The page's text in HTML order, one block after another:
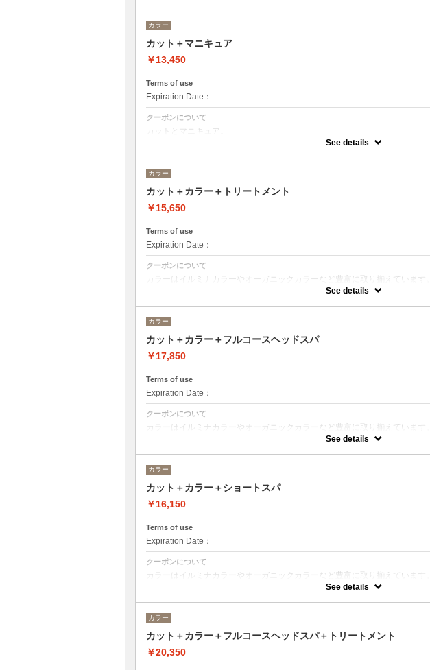
※ロング料金有り ＋¥1100
カラー
カット＋マニキュア
￥13,450
Terms of use
Expiration Date：
クーポンについて
カットとマニキュア。
See details
カラー
カット＋カラー＋トリートメント
￥15,650
Terms of use
Expiration Date：
クーポンについて
カラーはイルミナカラーやオーガニックカラーなど豊富に取り揃えています。
デザインによってベストな選択をさせて頂きます。
※ロング料金有りプラス¥1100
トリートメントの種類によって料金が異なります。
クイックトリートメント→¥14850
髪質別集中トリートメント→¥15950
See details
カラー
カット＋カラー＋フルコースヘッドスパ
￥17,850
Terms of use
Expiration Date：
クーポンについて
カラーはイルミナカラーやオーガニックカラーなど豊富に取り揃えています。
デザインによってご相談しながらベストな選択をさせて頂きます。
※フルカラーの場合プラス¥1100
※ロング料金有りプラス¥1100
るヘッドスパです。
ヘッドスパの施術時間は４５分です。
See details
カラー
カット＋カラー＋ショートスパ
￥16,150
Terms of use
Expiration Date：
クーポンについて
カラーはイルミナカラーやオーガニックカラーなど豊富に取り揃えています。
デザインに乗ってベストな選択をさせて頂きます。
※フルカラーの場合プラス¥1100
※ロング料金有りプラス¥1100
See details
カラー
カット＋カラー＋フルコースヘッドスパ＋トリートメント
￥20,350